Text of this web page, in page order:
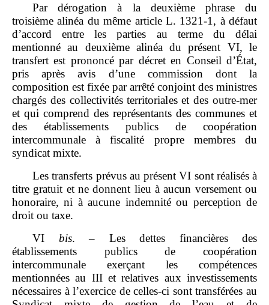
Par dérogation à la deuxième phrase du
troisième alinéa du même article L. 1321‑1, à défaut
d’accord entre les parties au terme du délai
mentionné au deuxième alinéa du présent VI, le
transfert est prononcé par décret en Conseil d’État,
pris après avis d’une commission dont la
composition est fixée par arrêté conjoint des ministres
chargés des collectivités territoriales et des outre‑mer
et qui comprend des représentants des communes et
des établissements publics de coopération
intercommunale à fiscalité propre membres du
syndicat mixte.
Les transferts prévus au présent VI sont réalisés à
titre gratuit et ne donnent lieu à aucun versement ou
honoraire, ni à aucune indemnité ou perception de
droit ou taxe.
VI bis. – Les dettes financières des
établissements publics de coopération
intercommunale exerçant les compétences
mentionnées au III et relatives aux investissements
nécessaires à l’exercice de celles‑ci sont transférées au